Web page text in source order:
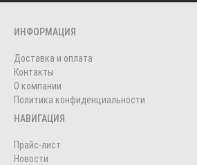
ИНФОРМАЦИЯ
Доставка и оплата
Контакты
О компании
Политика конфиденциальности
НАВИГАЦИЯ
Прайс-лист
Новости